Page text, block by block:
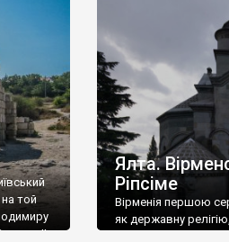
та
називаються
виробляє відмінне
легке біле і дуже […]
той
ІІ,
Ялта.
Ріпсіме
Вірменія першою
як державну